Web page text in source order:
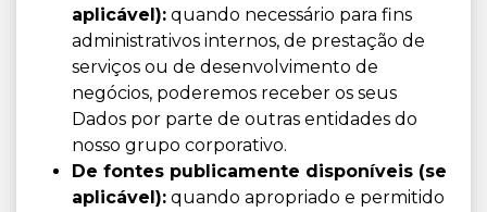
aplicável): quando necessário para fins
administrativos internos, de prestação de
serviços ou de desenvolvimento de
negócios, poderemos receber os seus
Dados por parte de outras entidades do
nosso grupo corporativo.
De fontes publicamente disponíveis (se
aplicável): quando apropriado e permitido